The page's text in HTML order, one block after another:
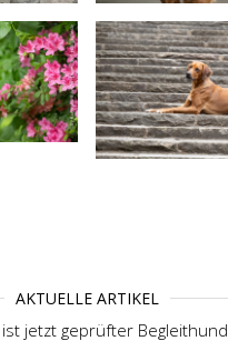
AKTUELLE ARTIKEL
ist jetzt geprüfter Begleithund